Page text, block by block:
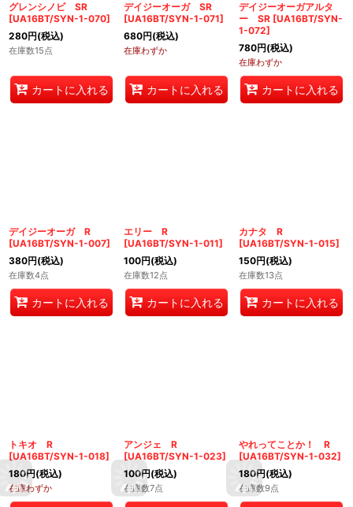
グレンシノビ SR
[UA16BT/SYN-1-070]
280円(税込)
在庫数15点
カートに入れる
デイジーオーガ SR
[UA16BT/SYN-1-071]
680円(税込)
在庫わずか
カートに入れる
デイジーオーガアルタ
ー SR [UA16BT/SYN-
1-072]
780円(税込)
在庫わずか
カートに入れる
デイジーオーガ R
[UA16BT/SYN-1-007]
380円(税込)
在庫数4点
カートに入れる
エリー R
[UA16BT/SYN-1-011]
100円(税込)
在庫数12点
カートに入れる
カナタ R
[UA16BT/SYN-1-015]
150円(税込)
在庫数13点
カートに入れる
トキオ R
[UA16BT/SYN-1-018]
180円(税込)
在庫わずか
アンジェ R
[UA16BT/SYN-1-023]
100円(税込)
在庫数7点
やれってことか！ R
[UA16BT/SYN-1-032]
180円(税込)
在庫数9点